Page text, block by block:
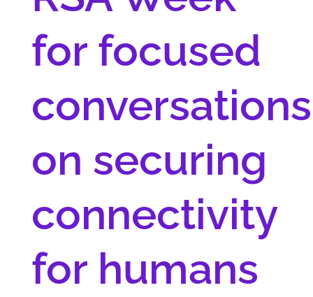
for focused
conversations
on securing
connectivity
for humans